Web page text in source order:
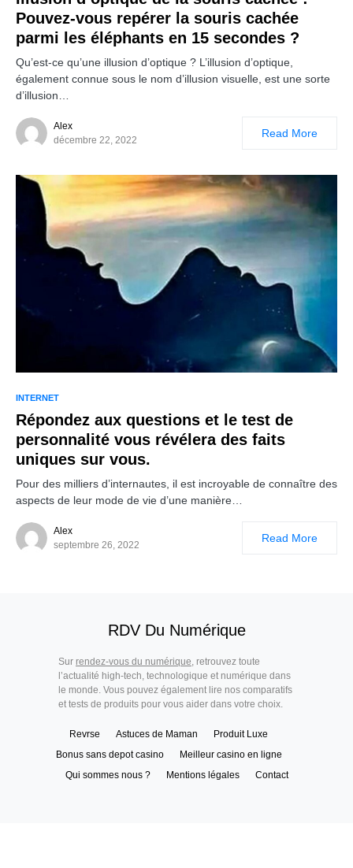
Pouvez-vous repérer la souris cachée
parmi les éléphants en 15 secondes ?
Qu’est-ce qu’une illusion d’optique ? L’illusion d’optique,
également connue sous le nom d’illusion visuelle, est une sorte
d’illusion…
Alex
décembre 22, 2022
Read More
INTERNET
Répondez aux questions et le test de
personnalité vous révélera des faits
uniques sur vous.
Pour des milliers d’internautes, il est incroyable de connaître des
aspects de leur mode de vie d’une manière…
Alex
septembre 26, 2022
Read More
RDV Du Numérique
Sur rendez-vous du numérique, retrouvez toute
l’actualité high-tech, technologique et numérique dans
le monde. Vous pouvez également lire nos comparatifs
et tests de produits pour vous aider dans votre choix.
Revrse Astuces de Maman
Produit Luxe
Bonus sans depot casino
Meilleur casino en ligne
Qui sommes nous ?
Mentions légales Contact